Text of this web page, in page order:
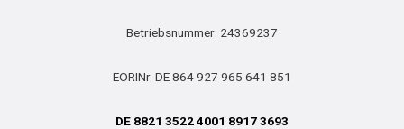
Betriebsnummer: 24369237
EORINr. DE 864 927 965 641 851
DE 8821 3522 4001 8917 3693